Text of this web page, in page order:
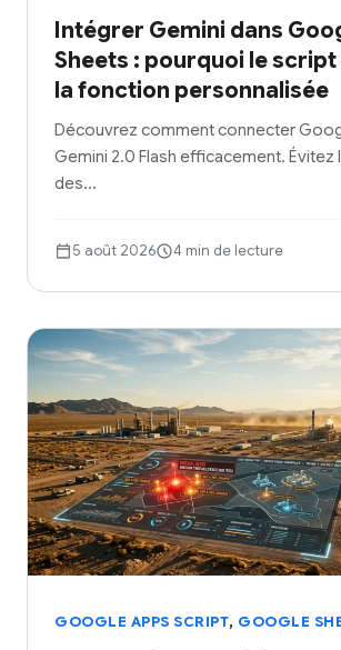
Intégrer Gemini dans
Sheets : pourquoi le
la fonction personnalisée
Découvrez comment connecter
Gemini 2.0 Flash efficacement. Évitez
des…
5 août 2026 4 min de lecture
GOOGLE APPS SCRIPT, GOOGLE